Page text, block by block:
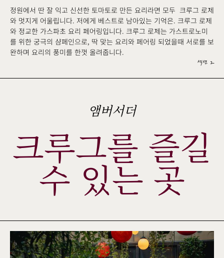
정원에서 딴 잘 익고 신선한 토마토로 만든 요리라면 모두 크루그 로제
와 멋지게 어울립니다. 저에게 베스트로 남아있는 기억은. 크루그 로제
와 정교한 가스파초 요리 페어링입니다. 크루그 로제는 가스트로노미
를 위한 궁극의 샴페인으로, 딱 맞는 요리와 페어링 되었을때 서로를 보
완하며 요리의 풍미를 한껏 올려줍니다. 섹션 2
앰버서더
크루그를 즐길
수 있는 곳